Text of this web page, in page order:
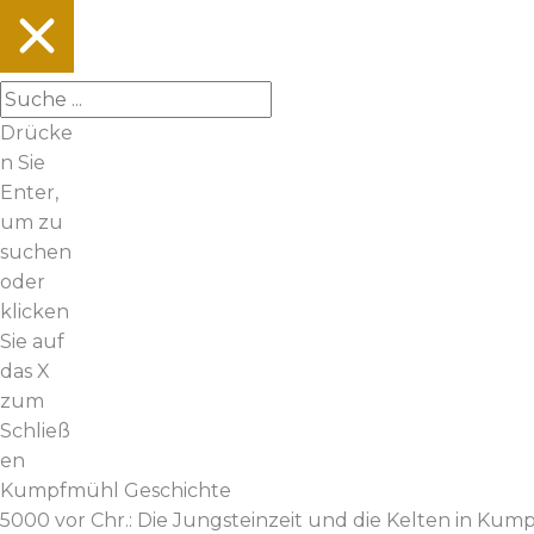
Drücke
n Sie
Enter,
um zu
suchen
oder
klicken
Sie auf
das X
zum
Schließ
en
Kumpfmühl Geschichte
5000 vor Chr.: Die Jungsteinzeit und die Kelten in